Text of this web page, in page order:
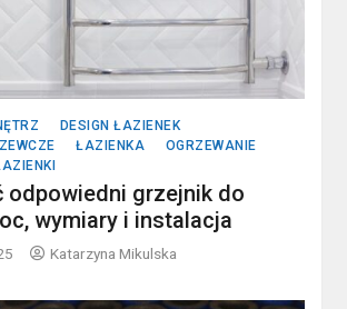
DESIGN ŁAZIENEK
ŁAZIENKA
OGRZEWANIE
odpowiedni grzejnik do
wymiary i instalacja
Katarzyna Mikulska